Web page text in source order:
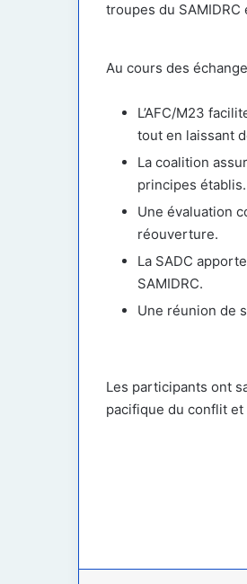
troupes du
Au cours des
L’AFC/M23
tout en laissant
La coalition
principes établis.
Une évaluation
réouverture.
La SADC
SAMIDRC.
Une réunion de
Les participants ont
pacifique du conflit